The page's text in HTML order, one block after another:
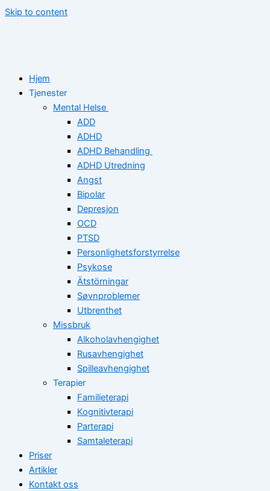
Skip to content
Hjem
Tjenester
Mental Helse
ADD
ADHD
ADHD Behandling
ADHD Utredning
Angst
Bipolar
Depresjon
OCD
PTSD
Personlighetsforstyrrelse
Psykose
Ätstörningar
Søvnproblemer
Utbrenthet
Missbruk
Alkoholavhengighet
Rusavhengighet
Spilleavhengighet
Terapier
Familieterapi
Kognitivterapi
Parterapi
Samtaleterapi
Priser
Artikler
Kontakt oss